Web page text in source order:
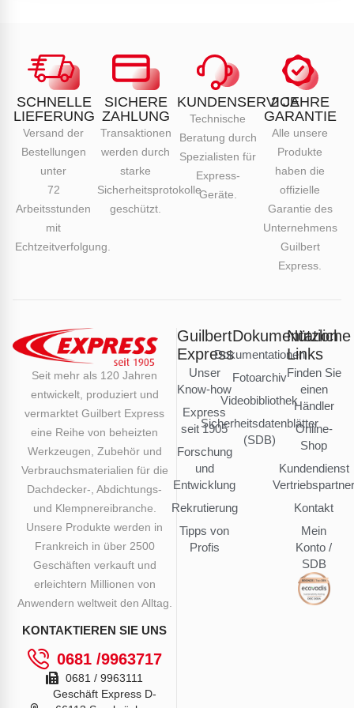
SCHNELLE
LIEFERUNG
Versand der
Bestellungen
unter
72
Arbeitsstunden
mit
Echtzeitverfolgung.
SICHERE
ZAHLUNG
Transaktionen
werden durch
starke
Sicherheitsprotokolle
geschützt.
KUNDENSERVICE
Technische
Beratung durch
Spezialisten für
Express-
Geräte.
2 JAHRE
GARANTIE
Alle unsere
Produkte
haben die
offizielle
Garantie des
Unternehmens
Guilbert
Express.
Seit mehr als 120 Jahren
entwickelt, produziert und
vermarktet Guilbert Express
eine Reihe von beheizten
Werkzeugen, Zubehör und
Verbrauchsmaterialien für die
Dachdecker-, Abdichtungs-
und Klempnereibranche.
Unsere Produkte werden in
Frankreich in über 2500
Geschäften verkauft und
erleichtern Millionen von
Anwendern weltweit den Alltag.
KONTAKTIEREN SIE UNS
0681 /9963717
0681 / 9963111
Geschäft Express D-
Guilbert
Express
Unser
Know-how
Express
seit 1905
Forschung
und
Entwicklung
Rekrutierung
Tipps von
Profis
Dokumentation
Dokumentationen
Fotoarchiv
Videobibliothek
Sicherheitsdatenblätter
(SDB)
Nützliche
Links
Finden Sie
einen
Händler
Online-
Shop
Kundendienst
Kontakt
Mein
Konto /
SDB